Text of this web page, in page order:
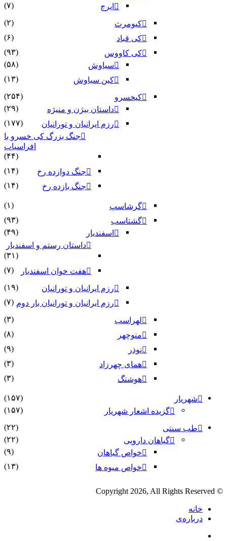
ایرج
(۷)
کیومرث
(۲)
کی قباد
(۶)
کی کاووس
(۹۳)
سیاوش
(۵۸)
کین سیاوش
(۱۳)
کیخسرو
(۲۵۴)
داستان بیژن و منیژه
(۲۹)
رزم ایرانیان و تورانیان
(۱۷۷)
جنگ بزرگ کی خسرو با
افراسیاب
(۴۴)
جنگ دوازده رخ
(۱۴)
جنگ یازده رخ
(۱۴)
گرشاسپ
(۱)
گشتاسب
(۹۳)
اسفندیار
(۴۹)
داستان رستم و اسفندیار
(۳۱)
هفت خوان اسفندیار
(۷)
رزم ایرانیان و تورانیان
(۱۹)
رزم ایرانیان و تورانیان بار دوم (۷)
لهراسب
(۳)
منوچهر
(۸)
نوذر
(۹)
هماى چهرزاد
(۳)
هوشنگ
(۳)
شهریار
(۱۵۷)
گزیده اشعار شهریار
(۱۵۷)
طب سنتی
(۲۲)
گیاهان دارویی
(۲۲)
خواص گیاهان
(۹)
خواص میوه ها
(۱۳)
© Copyright 2026, All Rights Reserved
خانه
درباره‌ی